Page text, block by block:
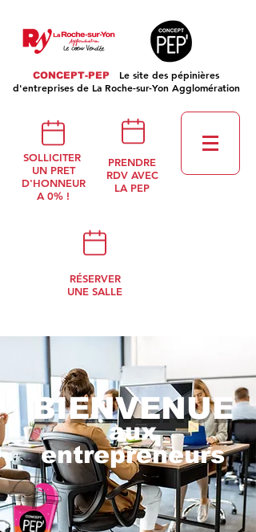
CONCEPT-PEP
Le site des pépinières
d'entreprises de La Roche-sur-Yon Agglomération
SOLLICITER
UN PRET
D'HONNEUR
A 0% !
PRENDRE
RDV AVEC
LA PEP
RÉSERVER
UNE SALLE
BIENVENUE
aux
entrepreneurs